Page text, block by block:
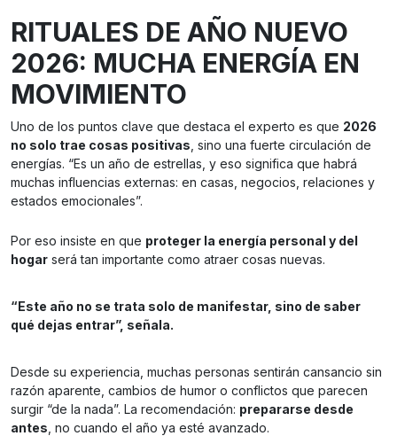
RITUALES DE AÑO NUEVO
2026: MUCHA ENERGÍA EN
MOVIMIENTO
Uno de los puntos clave que destaca el experto es que 2026
no solo trae cosas positivas , sino una fuerte circulación de
energías. “Es un año de estrellas, y eso significa que habrá
muchas influencias externas: en casas, negocios, relaciones y
estados emocionales”.
Por eso insiste en que proteger la energía personal y del
hogar será tan importante como atraer cosas nuevas.
“Este año no se trata solo de manifestar, sino de saber
qué dejas entrar”, señala.
Desde su experiencia, muchas personas sentirán cansancio sin
razón aparente, cambios de humor o conflictos que parecen
surgir “de la nada”. La recomendación: prepararse desde
antes , no cuando el año ya esté avanzado.